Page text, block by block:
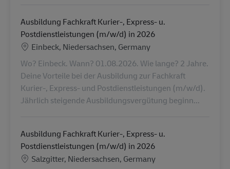
Ausbildung Fachkraft Kurier-, Express- u.
Postdienstleistungen (m/w/d) in 2026
Location
Einbeck, Niedersachsen, Germany
Wo? Einbeck. Wann? 01.08.2026. Wie lange? 2 Jahre.
Deine Vorteile bei der Ausbildung zur Fachkraft
Kurier-, Express- und Postdienstleistungen (m/w/d).
Jährlich steigende Ausbildungsvergütung beginn...
Ausbildung Fachkraft Kurier-, Express- u.
Postdienstleistungen (m/w/d) in 2026
Location
Salzgitter, Niedersachsen, Germany